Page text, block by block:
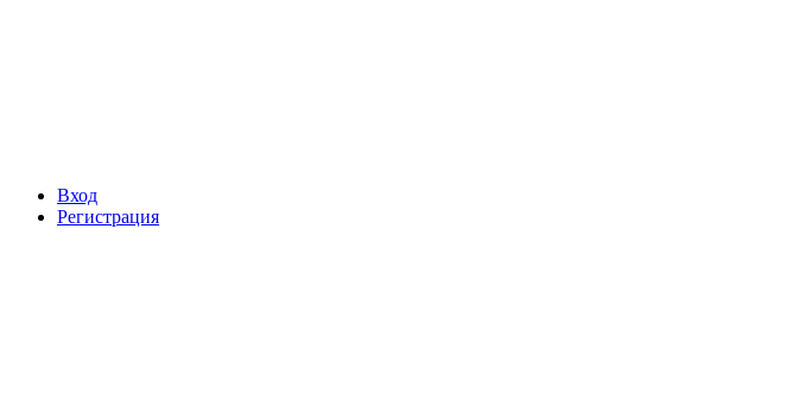
Вход
Регистрация